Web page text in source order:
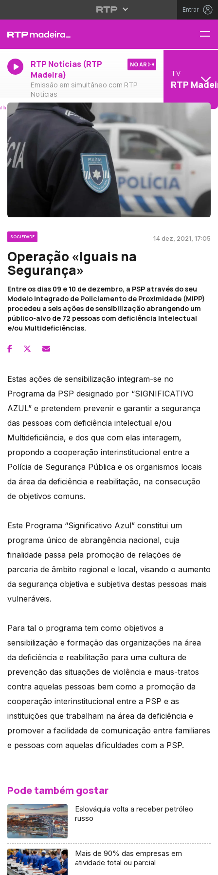
Entrar
RTP Notícias (RTP
Madeira)
Emissão em simultâneo com RTP
Notícias
NO AR
TV
RTP
SOCIEDADE 14 dez, 2021, 17:05
Operação «Iguais na
Segurança»
Entre os dias 09 e 10 de dezembro, a PSP através do seu
Modelo Integrado de Policiamento de Proximidade (MIPP)
procedeu a seis ações de sensibilização abrangendo um
público-alvo de 72 pessoas com deficiência Intelectual
e/ou Multideficiências.
Estas ações de sensibilização integram-se no
Programa da PSP designado por “SIGNIFICATIVO
AZUL” e pretendem prevenir e garantir a segurança
das pessoas com deficiência intelectual e/ou
Multideficiência, e dos que com elas interagem,
propondo a cooperação interinstitucional entre a
Polícia de Segurança Pública e os organismos locais
da área da deficiência e reabilitação, na consecução
de objetivos comuns.
Este Programa “Significativo Azul” constitui um
programa único de abrangência nacional, cuja
finalidade passa pela promoção de relações de
parceria de âmbito regional e local, visando o aumento
da segurança objetiva e subjetiva destas pessoas mais
vulneráveis.
Para tal o programa tem como objetivos a
sensibilização e formação das organizações na área
da deficiência e reabilitação para uma cultura de
prevenção das situações de violência e maus-tratos
contra aquelas pessoas bem como a promoção da
cooperação interinstitucional entre a PSP e as
instituições que trabalham na área da deficiência e
promover a facilidade de comunicação entre familiares
e pessoas com aquelas dificuldades com a PSP.
Pode também gostar
Eslováquia volta a receber petróleo
russo
Mais de 90% das empresas em
atividade total ou parcial